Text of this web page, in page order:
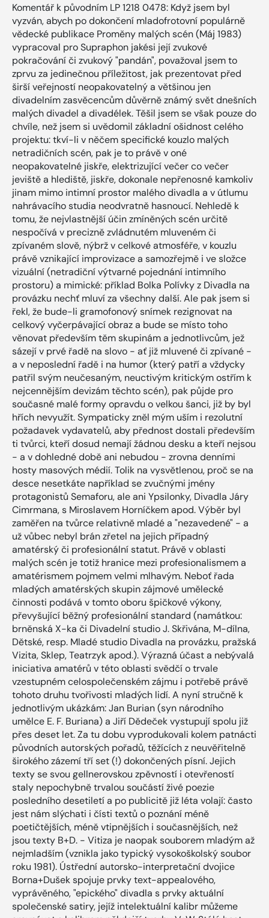
Komentář k původním LP 1218 0478: Když jsem byl
vyzván, abych po dokončení mladofrotovní populárně
vědecké publikace Proměny malých scén (Máj 1983)
vypracoval pro Supraphon jakési její zvukové
pokračování či zvukový "pandán", považoval jsem to
zprvu za jedinečnou příležitost, jak prezentovat před
širší veřejností neopakovatelný a většinou jen
divadelním zasvěcencům důvěrně známý svět dnešních
malých divadel a divadélek. Těšil jsem se však pouze do
chvíle, než jsem si uvědomil základní ošidnost celého
projektu: tkví-li v něčem specifické kouzlo malých
netradičních scén, pak je to právě v oné
neopakovatelné jiskře, elektrizující večer co večer
jeviště a hlediště, jiskře, dokonale nepřenosné kamkoliv
jinam mimo intimní prostor malého divadla a v útlumu
nahrávacího studia neodvratně hasnoucí. Nehledě k
tomu, že nejvlastnější účin zmíněných scén určitě
nespočívá v precizně zvládnutém mluveném či
zpívaném slově, nýbrž v celkové atmosféře, v kouzlu
právě vznikající improvizace a samozřejmě i ve složce
vizuální (netradiční výtvarné pojednání intimního
prostoru) a mimické: příklad Bolka Polívky z Divadla na
provázku nechť mluví za všechny další. Ale pak jsem si
řekl, že bude-li gramofonový snímek rezignovat na
celkový vyčerpávající obraz a bude se místo toho
věnovat především těm skupinám a jednotlivcům, jež
sázejí v prvé řadě na slovo - ať již mluvené či zpívané -
a v neposlední řadě i na humor (který patří a vždycky
patřil svým neučesaným, neuctivým kritickým ostřím k
nejcennějším devizám těchto scén), pak půjde pro
současné malé formy opravdu o velkou šanci, již by byl
hřích nevyužít. Sympaticky zněl mým uším i rezolutní
požadavek vydavatelů, aby přednost dostali především
ti tvůrci, kteří dosud nemají žádnou desku a kteří nejsou
- a v dohledné době ani nebudou - zrovna denními
hosty masových médií. Tolik na vysvětlenou, proč se na
desce nesetkáte například se zvučnými jmény
protagonistů Semaforu, ale ani Ypsilonky, Divadla Járy
Cimrmana, s Miroslavem Horníčkem apod. Výběr byl
zaměřen na tvůrce relativně mladé a "nezavedené" - a
už vůbec nebyl brán zřetel na jejich případný
amatérský či profesionální statut. Právě v oblasti
malých scén je totiž hranice mezi profesionalismem a
amatérismem pojmem velmi mlhavým. Neboť řada
mladých amatérských skupin zájmové umělecké
činnosti podává v tomto oboru špičkové výkony,
převyšující běžný profesionální standard (namátkou:
brněnská X-ka či Divadelní studio J. Skřivána, M-dílna,
Dětské, resp. Mladé studio Divadla na provázku, pražská
Vizita, Sklep, Teatrzyk apod.). Výrazná účast a nebývalá
iniciativa amatérů v této oblasti svědčí o trvale
vzestupném celospolečenském zájmu i potřebě právě
tohoto druhu tvořivosti mladých lidí. A nyní stručně k
jednotlivým ukázkám: Jan Burian (syn národního
umělce E. F. Buriana) a Jiří Dědeček vystupují spolu již
přes deset let. Za tu dobu vyprodukovali kolem patnácti
původních autorských pořadů, těžících z neuvěřitelně
širokého zázemí tří set (!) dokončených písní. Jejich
texty se svou gellnerovskou zpěvností i otevřeností
staly nepochybně trvalou součástí živé poezie
posledního desetiletí a po publicitě již léta volají: často
jest nám slýchati i čísti textů o poznání méně
poetičtějších, méně vtipnějších i současnějších, než
jsou texty B+D. - Vitiza je naopak souborem mladým až
nejmladším (vznikla jako typický vysokoškolský soubor
roku 1981). Ústřední autorsko-interpretační dvojice
Borna+Dušek spojuje prvky text-appealového,
vyprávěného, "epického" divadla s prvky aktuální
společenské satiry, jejíž intelektuální kalibr můžeme